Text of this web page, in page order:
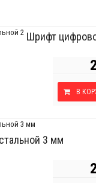
Шрифт
В
3 мм